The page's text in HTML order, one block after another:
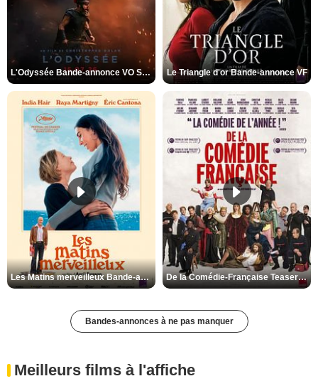
L'Odyssée Bande-annonce VO STFR Le Triangle d'or Bande-annonce VF
Les Matins merveilleux Bande-annonce VF De la Comédie-Française Teaser VF
Bandes-annonces à ne pas manquer
Meilleurs films à l'affiche